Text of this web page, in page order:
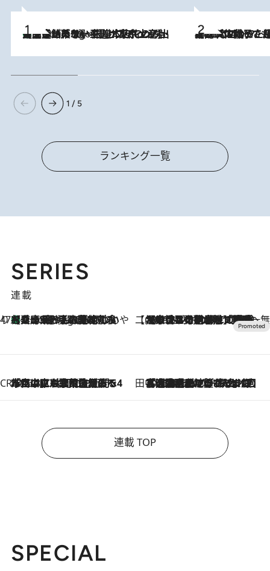
3 Hours Ago
【間違いのない王道・東京土産】資生堂パーラー 銀座本店でのみ出会える銘菓5選《極上プディング・濃厚チーズケーキ・ボンボンショコラほか》 2026.8.5
【阿川佐和子さんの年とる力】なぜ70代で始めた趣味は“こんなに楽しい”のか？ ピアノ、俳句…スランプに陥っても続けられる“ある秘訣”とは
1 / 5
ランキング一覧
SERIES
連載
47都道府県の手みやげ ひんやりスイーツで夏を満喫
2 Hours Ago
【兵庫県】この夏絶対食べたい 冷やしておいしいおやつ3選 淡路島の恵みをジェラートに集約 【CREA×星野リゾート】唯一無二。癒しと発見が待つ場所へ
2026.8.7
【トンボの足水浴】ヒノキの香りに包まれて涼感マックス！約13℃の湧水かけ流しを避暑地「星野温泉 トンボの湯」で体験
CREA'S CHOICE
2026.8.7
「立川にも歌舞伎があるんだよ」 片岡仁左衛門・市川中車ら豪華座組みで4年目の立川立飛歌舞伎へ 田中稲の勝手に再ブーム
2026.8.7
「湘南乃風に憧れて」観客大盛上がりの“タオル回し”に、ラッパー顔負けの高速歌唱まで…さだまさし（74）のアグレッシブすぎる現在地
連載 TOP
SPECIAL